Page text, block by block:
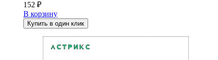
152 ₽
В корзину
Купить в один клик